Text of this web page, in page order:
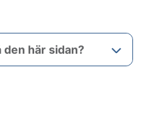
här sidan?